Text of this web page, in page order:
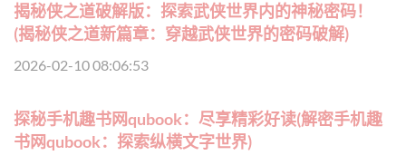
揭秘侠之道破解版：探索武侠世界内的神秘密码！
(揭秘侠之道新篇章：穿越武侠世界的密码破解)
2026-02-10 08:06:53
探秘手机趣书网qubook：尽享精彩好读(解密手机趣
书网qubook：探索纵横文字世界)